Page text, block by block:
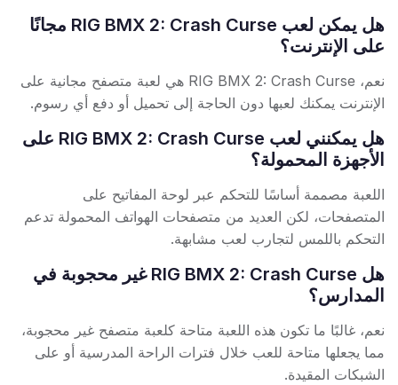
هل يمكن لعب RIG BMX 2: Crash Curse مجانًا
على الإنترنت؟
نعم، RIG BMX 2: Crash Curse هي لعبة متصفح مجانية على
الإنترنت يمكنك لعبها دون الحاجة إلى تحميل أو دفع أي رسوم.
هل يمكنني لعب RIG BMX 2: Crash Curse على
الأجهزة المحمولة؟
اللعبة مصممة أساسًا للتحكم عبر لوحة المفاتيح على
المتصفحات، لكن العديد من متصفحات الهواتف المحمولة تدعم
التحكم باللمس لتجارب لعب مشابهة.
هل RIG BMX 2: Crash Curse غير محجوبة في
المدارس؟
نعم، غالبًا ما تكون هذه اللعبة متاحة كلعبة متصفح غير محجوبة،
مما يجعلها متاحة للعب خلال فترات الراحة المدرسية أو على
الشبكات المقيدة.